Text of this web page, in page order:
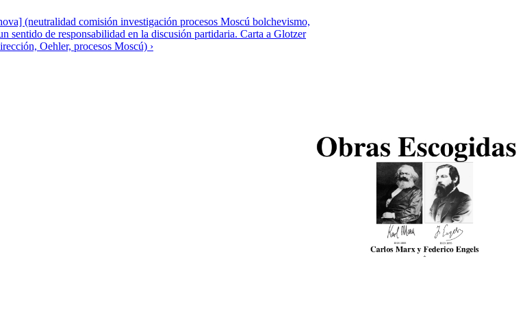
(neutralidad comisión investigación procesos Moscú bolchevismo,
sentido de responsabilidad en la discusión partidaria. Carta a Glotzer
Oehler, procesos Moscú) ›